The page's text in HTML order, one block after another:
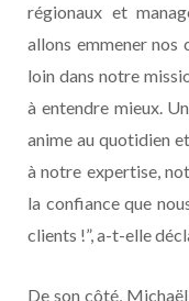
régionaux et
allons emmener nos
loin dans notre
à entendre mieux.
anime au quotidien
à notre expertise,
la confiance que
clients !”, a-t-elle
De son côté,